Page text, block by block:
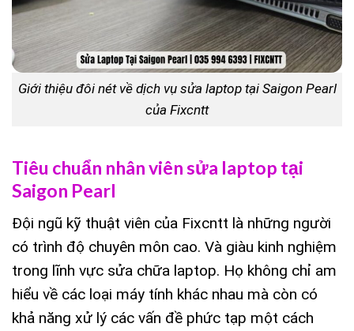
Giới thiệu đôi nét về dịch vụ sửa laptop tại Saigon Pearl
của Fixcntt
Tiêu chuẩn nhân viên sửa laptop tại
Saigon Pearl
Đội ngũ kỹ thuật viên của Fixcntt là những người
có trình độ chuyên môn cao. Và giàu kinh nghiệm
trong lĩnh vực sửa chữa laptop. Họ không chỉ am
hiểu về các loại máy tính khác nhau mà còn có
khả năng xử lý các vấn đề phức tạp một cách